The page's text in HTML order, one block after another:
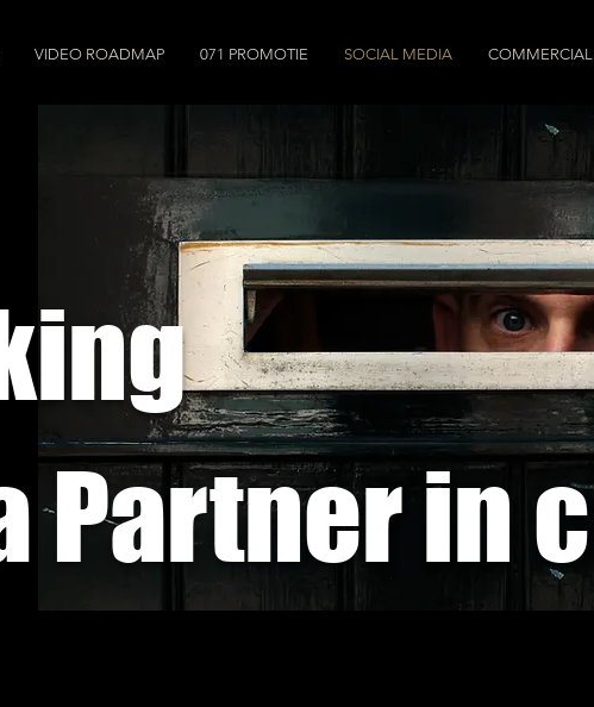
VIDEO ROADMAP 071 PROMOTIE SOCIAL MEDIA
Partner in